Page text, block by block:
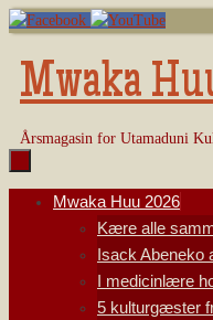
Skip
content
Mwaka
Årsmagasin for Utamaduni
Mwaka Huu 2026
Kære alle
Isack Abeneko
I medicinlære
5 kulturgæster